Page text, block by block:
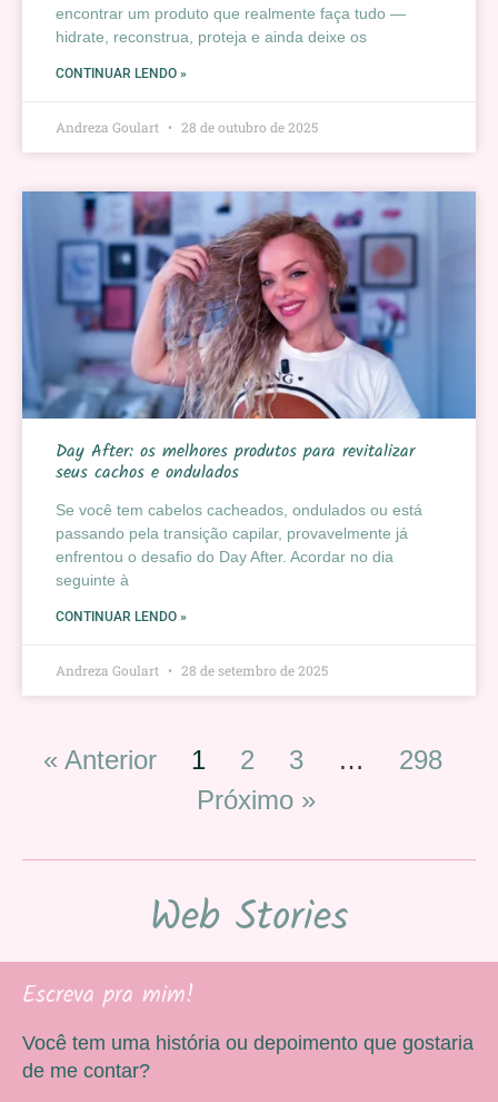
encontrar um produto que realmente faça tudo —
hidrate, reconstrua, proteja e ainda deixe os
CONTINUAR LENDO »
Andreza Goulart 28 de outubro de 2025
Day After: os melhores produtos para revitalizar
seus cachos e ondulados
Se você tem cabelos cacheados, ondulados ou está
passando pela transição capilar, provavelmente já
enfrentou o desafio do Day After. Acordar no dia
seguinte à
CONTINUAR LENDO »
Andreza Goulart 28 de setembro de 2025
« Anterior 1 2 3 …
298
Próximo »
Web Stories
Escreva pra mim!
Você tem uma história ou depoimento que gostaria
de me contar?